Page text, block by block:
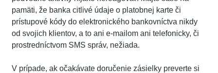
pamäti, že banka citlivé údaje o platobnej karte či
prístupové kódy do elektronického bankovníctva nikdy
od svojich klientov, a to ani e-mailom ani telefonicky, či
prostredníctvom SMS správ, nežiada.
V prípade, ak očakávate doručenie zásielky preverte si